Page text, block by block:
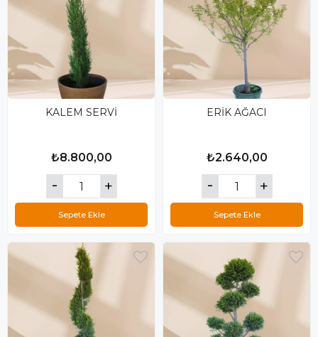
KALEM SERVİ
₺8.800,00
Sepete Ekle
ERİK AĞACI
₺2.640,00
Sepete Ekle